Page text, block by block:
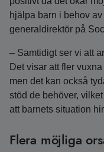
hjälpa barn i behov
generaldirektör på
– Samtidigt ser vi att
Det visar att fler
men det kan också
stöd de behöver,
att barnets situation
Flera möjliga